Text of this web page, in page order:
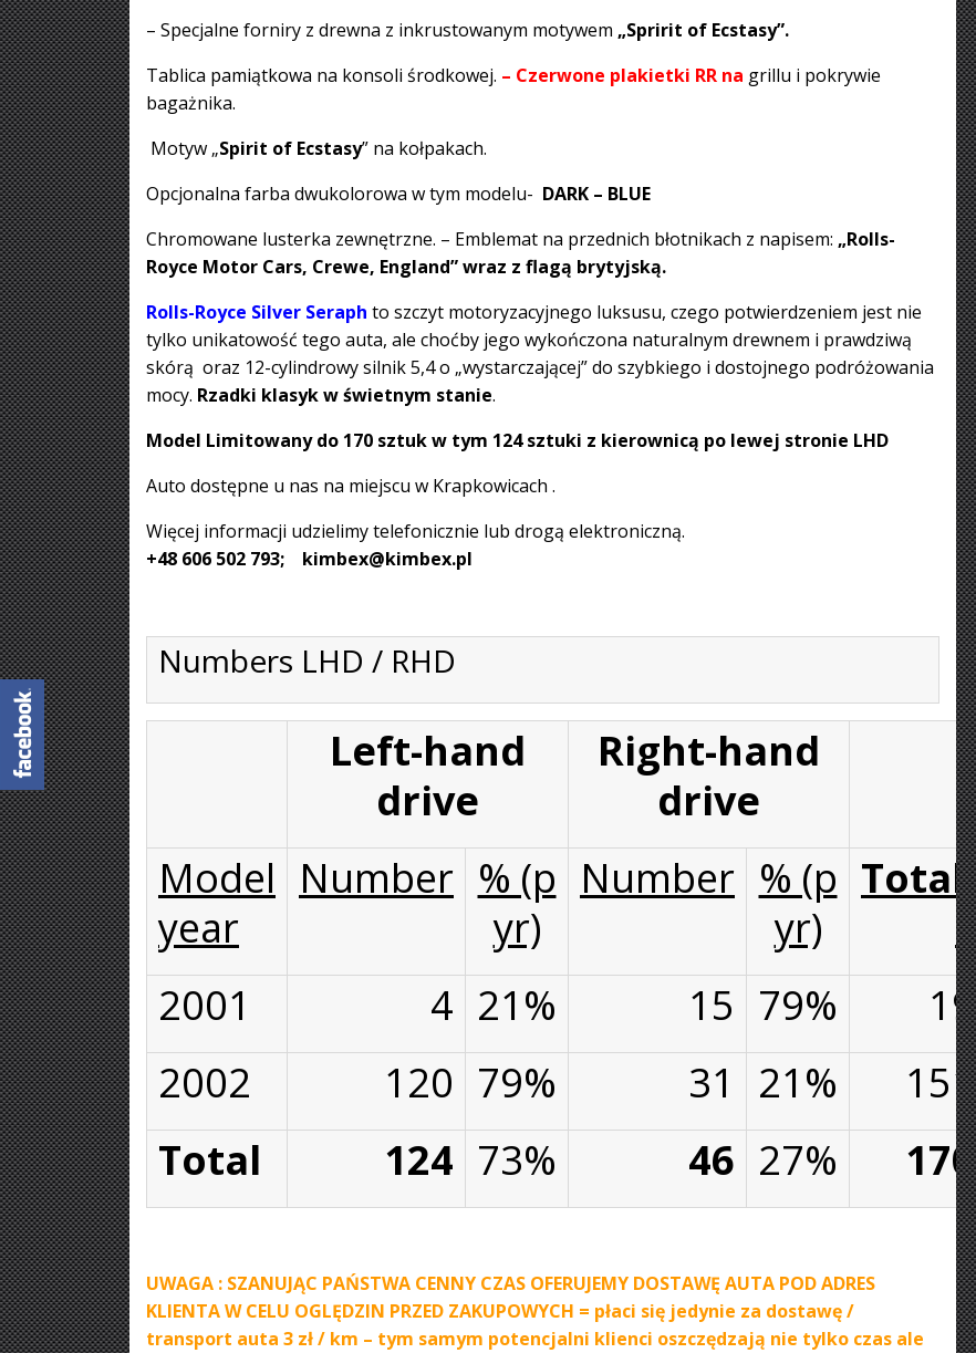
– Specjalne forniry z drewna z inkrustowanym motywem „Spririt of Ecstasy”.
Tablica pamiątkowa na konsoli środkowej. – Czerwone plakietki RR na grillu i pokrywie
bagażnika.
Motyw „Spirit of Ecstasy” na kołpakach.
Opcjonalna farba dwukolorowa w tym modelu- DARK – BLUE
Chromowane lusterka zewnętrzne. – Emblemat na przednich błotnikach z napisem: „Rolls-
Royce Motor Cars, Crewe, England” wraz z flagą brytyjską.
Rolls-Royce Silver Seraph to szczyt motoryzacyjnego luksusu, czego potwierdzeniem jest nie
tylko unikatowość tego auta, ale choćby jego wykończona naturalnym drewnem i prawdziwą
skórą oraz 12-cylindrowy silnik 5,4 o „wystarczającej” do szybkiego i dostojnego podróżowania
mocy. Rzadki klasyk w świetnym stanie.
Model Limitowany do 170 sztuk w tym 124 sztuki z kierownicą po lewej stronie LHD
Auto dostępne u nas na miejscu w Krapkowicach .
Więcej informacji udzielimy telefonicznie lub drogą elektroniczną.
+48 606 502 793; kimbex@kimbex.pl
Numbers LHD / RHD
Left-hand
drive
Right-hand
drive
Model
year
Number % (p
yr)
Number % (p
yr)
Total.
2001 4 21% 15 79%
19
2002
120 79% 31 21%
151
Total
124 73% 46 27% 170
UWAGA : SZANUJĄC PAŃSTWA CENNY CZAS OFERUJEMY DOSTAWĘ AUTA POD ADRES
KLIENTA W CELU OGLĘDZIN PRZED ZAKUPOWYCH = płaci się jedynie za dostawę /
transport auta 3 zł / km – tym samym potencjalni klienci oszczędzają nie tylko czas ale